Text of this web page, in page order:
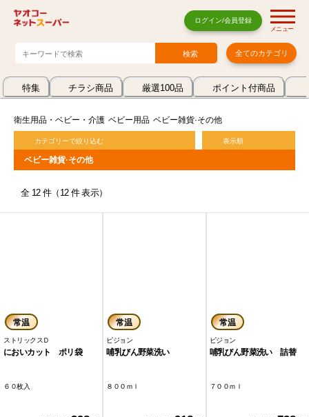
ログイン/会員登録
メニュー
全てのカテゴリ
特集 チラシ商品 厳選100品 ポイント付商品
衛生用品・ベビー・介護 ベビー用品 ベビー雑貨·その他
カテゴリーで絞り込む 表示順
ベビー雑貨·その他
全 12 件（12 件 表示）
常温
ストリックスＤ
においカット ポリ袋
６０枚入
常温
ピジョン
哺乳びん野菜洗い
８００ｍｌ
常温
ピジョン
哺乳びん野菜洗い 詰替
７００ｍｌ